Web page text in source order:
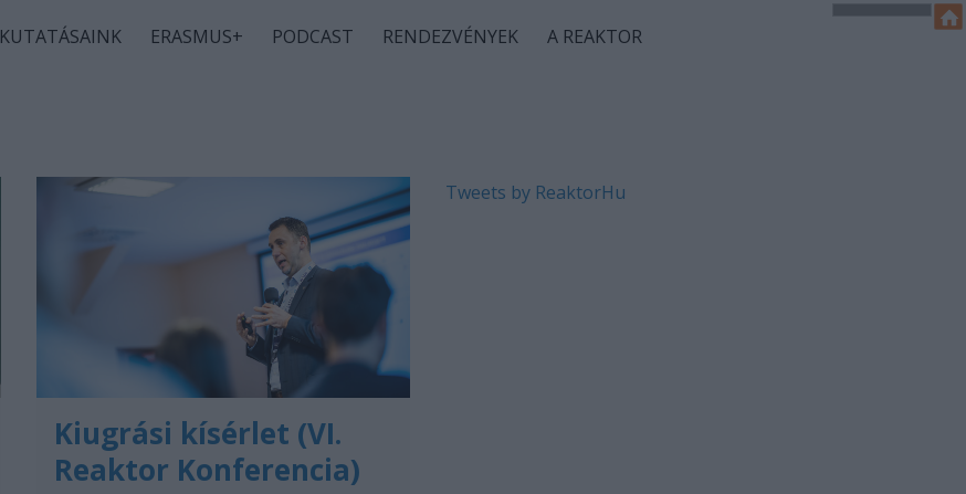
KUTATÁSAINK ERASMUS+ PODCAST RENDEZVÉNYEK A REAKTOR
Kiugrási kísérlet (VI.
Reaktor Konferencia)
Tweets by ReaktorHu